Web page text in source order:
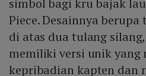
simbol bagi kru bajak
Piece. Desainnya
di atas dua tulang
memiliki versi unik yang
kepribadian kapten dan